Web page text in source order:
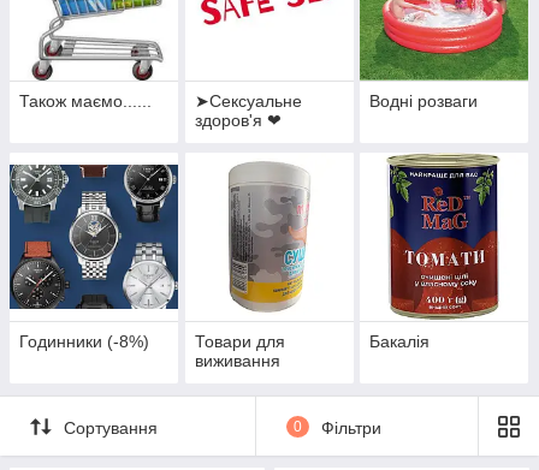
Також маємо......
➤Сексуальне
здоров'я ❤
Водні розваги
Годинники (-8%)
Товари для
виживання
Бакалія
Сортування 0 Фільтри